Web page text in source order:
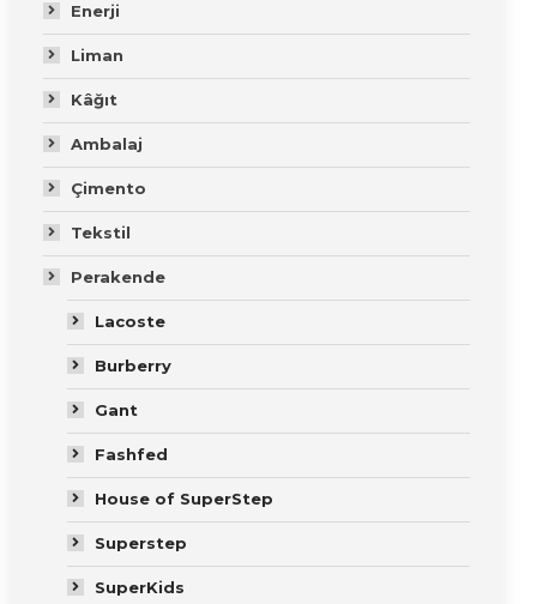
Enerji
Liman
Kâğıt
Ambalaj
Çimento
Tekstil
Perakende
Lacoste
Burberry
Gant
Fashfed
House of SuperStep
Superstep
SuperKids